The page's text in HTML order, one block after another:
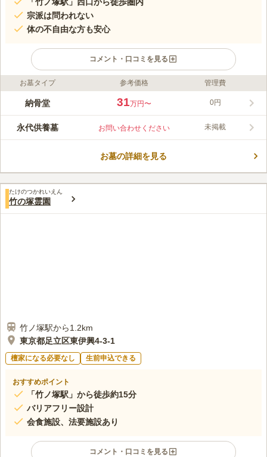
宗派は問われない
体の不自由な方も安心
コメント・口コミを見る
ライフドット編集部のコメント
平成25年10月に完成した、浄土真宗本願寺派寺院 専念寺の納骨
交通が便利です。 足立区竹ノ塚寺町の一角、都内にありながら
とても静かな場所にあります 駐車場も完備しているため、車で
納骨する方の宗派は問われません。
この霊園はまだ誰からも評価されていません。
お墓タイプ 参考価格 管理費
納骨堂 31万円〜 0円
永代供養墓 お問い合わせください 未掲載
お墓の詳細を見る
たけのつかれいえん
竹の塚霊園
竹ノ塚駅から1.2km
東京都足立区東伊興4-3-1
檀家になる必要なし 生前申込できる
おすすめポイント
「竹ノ塚駅」から徒歩約15分
バリアフリー設計
会食施設、法要施設あり
コメント・口コミを見る